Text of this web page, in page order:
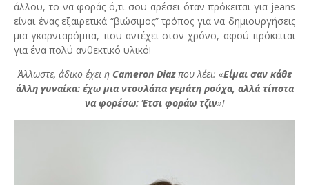
άλλου, το να φοράς ό,τι σου αρέσει όταν πρόκειται για jeans
είναι ένας εξαιρετικά “βιώσιμος” τρόπος για να δημιουργήσεις
μια γκαρνταρόμπα, που αντέχει στον χρόνο, αφού πρόκειται
για ένα πολύ ανθεκτικό υλικό!
Άλλωστε, άδικο έχει η Cameron Diazπου λέει: «Είμαι σαν κάθε
άλλη γυναίκα: έχω μιαντουλάπα γεμάτη ρούχα, αλλά τίποτα
να φορέσω: Έτσι φοράω τζιν»!